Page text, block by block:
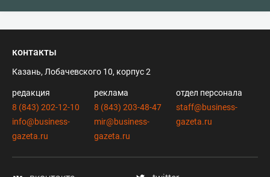
контакты
Казань, Лобачевского 10, корпус 2
редакция
8 (843) 202-12-10
info@business-
gazeta.ru
реклама
8 (843) 203-48-47
mir@business-
gazeta.ru
отдел персонала
staff@business-
gazeta.ru